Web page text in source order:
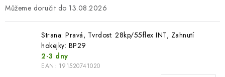
13.08.2026
Strana: Pravá, Tvrdost: 28kp/55flex INT, Zahnutí
hokejky: BP29
2-3 dny
EAN: 191520741020